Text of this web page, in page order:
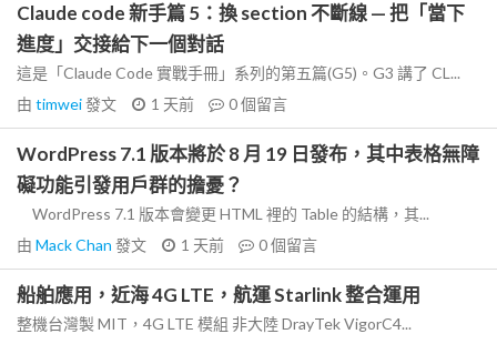
Claude code 新手篇 5：換 section 不斷線 — 把「當下
進度」交接給下一個對話
這是「Claude Code 實戰手冊」系列的第五篇(G5)。G3 講了 CL...
由 timwei發文 1 天前 0個留言
WordPress 7.1 版本將於 8 月 19 日發布，其中表格無障
礙功能引發用戶群的擔憂？
WordPress 7.1 版本會變更 HTML 裡的 Table 的結構，其...
由 Mack Chan 發文 1 天前 0個留言
船舶應用，近海 4G LTE，航運 Starlink 整合運用
整機台灣製 MIT，4G LTE 模組 非大陸 DrayTek VigorC4...